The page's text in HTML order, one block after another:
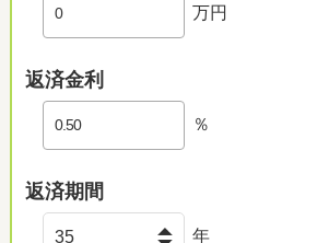
万円
返済金利
％
返済期間
年